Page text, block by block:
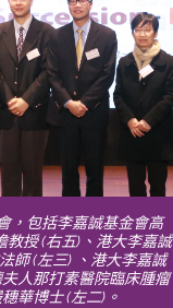
，包括李嘉誠基金會高
教授 (右五)、港大李嘉誠
師 (左三) 、港大李嘉誠
人那打素醫院臨床腫瘤
華博士 (左二)。